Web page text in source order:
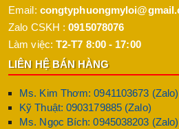
Email:
Zalo CSKH :0915078076
Làm việc: T2-T7 8:00 - 17:00
LIÊN HỆ BÁN HÀNG
Ms. Kim Thơm: 0941103673 (Zalo)
Kỹ Thuật: 0903179885 (Zalo)
Ms. Ngọc Bích: 0945038203 (Zalo)